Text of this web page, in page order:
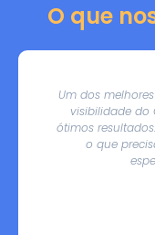
O que
Um dos
visibilidade do
ótimos
o que